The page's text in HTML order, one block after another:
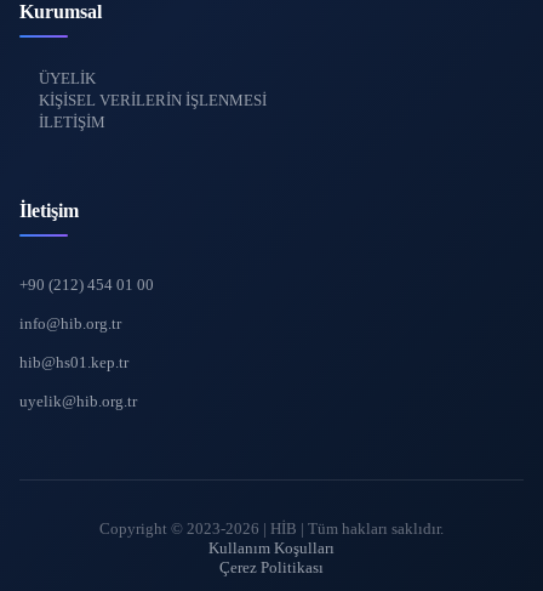
Kurumsal
ÜYELİK
KİŞİSEL VERİLERİN İŞLENMESİ
İLETİŞİM
İletişim
+90 (212) 454 01 00
info@hib.org.tr
hib@hs01.kep.tr
uyelik@hib.org.tr
Copyright © 2023-2026 | HİB | Tüm hakları saklıdır.
Kullanım Koşulları
Çerez Politikası